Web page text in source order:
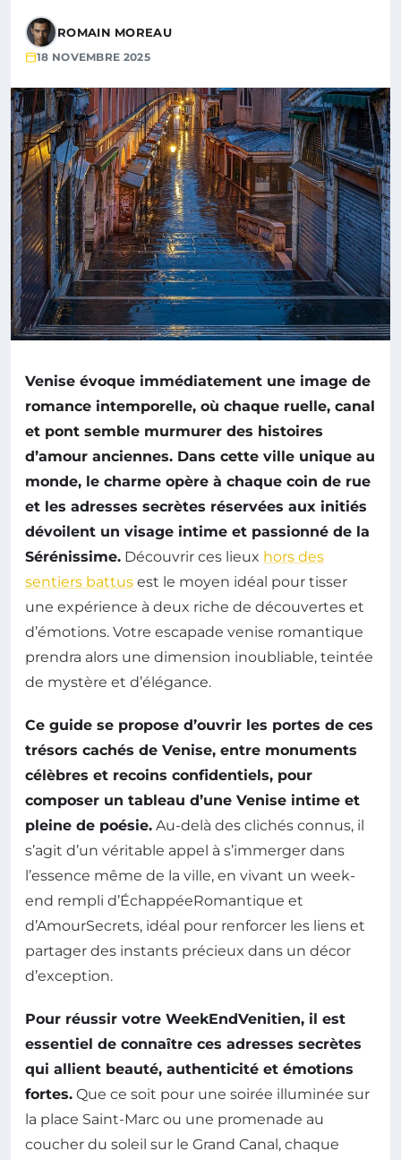
ROMAIN MOREAU
18 NOVEMBRE 2025
Venise évoque immédiatement une image de
romance intemporelle, où chaque ruelle, canal
et pont semble murmurer des histoires
d’amour anciennes. Dans cette ville unique au
monde, le charme opère à chaque coin de rue
et les adresses secrètes réservées aux initiés
dévoilent un visage intime et passionné de la
Sérénissime. Découvrir ces lieux hors des
sentiers battus est le moyen idéal pour tisser
une expérience à deux riche de découvertes et
d’émotions. Votre escapade venise romantique
prendra alors une dimension inoubliable, teintée
de mystère et d’élégance.
Ce guide se propose d’ouvrir les portes de ces
trésors cachés de Venise, entre monuments
célèbres et recoins confidentiels, pour
composer un tableau d’une Venise intime et
pleine de poésie. Au-delà des clichés connus, il
s’agit d’un véritable appel à s’immerger dans
l’essence même de la ville, en vivant un week-
end rempli d’ÉchappéeRomantique et
d’AmourSecrets, idéal pour renforcer les liens et
partager des instants précieux dans un décor
d’exception.
Pour réussir votre WeekEndVenitien, il est
essentiel de connaître ces adresses secrètes
qui allient beauté, authenticité et émotions
fortes. Que ce soit pour une soirée illuminée sur
la place Saint-Marc ou une promenade au
coucher du soleil sur le Grand Canal, chaque